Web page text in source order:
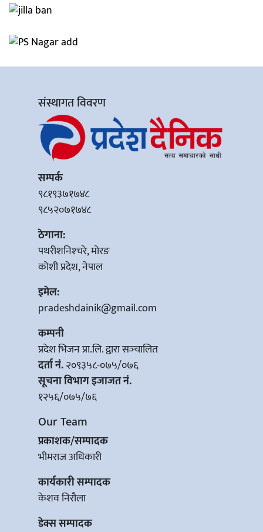
संस्थागत विवरण
सम्पर्क
९८१९३७१७४८
९८५२०७१७४८
ठेगाना:
पथरीशनिश्‍चरे, मोरङ
कोशी प्रदेश, नेपाल
इमेल:
pradeshdainik@gmail.com
कम्पनी
प्रदेश भिजन प्रा.लि. द्वारा सञ्‍चालित
दर्ता नं.२०९३५८-०७५/०७६
सूचना विभाग इजाजत नं.
१२५६/०७५/७६
Our Team
प्रकाशक/सम्पादक
भीमराज अधिकारी
कार्यकारी सम्पादक
केशव निरौला
डेक्स सम्पादक